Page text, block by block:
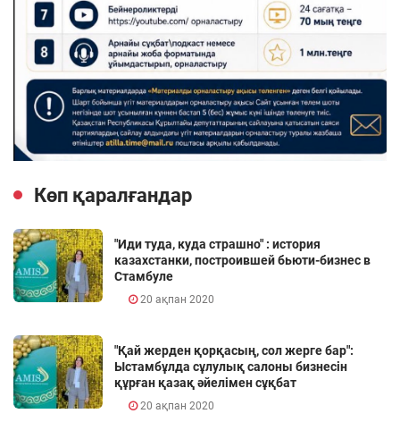
Көп қаралғандар
"Иди туда, куда страшно" : история
казахстанки, построившей бьюти-бизнес в
Стамбуле
20 ақпан 2020
"Қай жерден қорқасың, сол жерге бар":
Ыстамбұлда сұлулық салоны бизнесін
құрған қазақ әйелімен сұқбат
20 ақпан 2020